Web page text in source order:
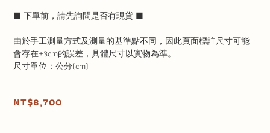
■ 下單前，請先詢問是否有現貨 ■
由於手工測量方式及測量的基準點不同，因此頁面標註尺寸可能
會存在±3cm的誤差，具體尺寸以實物為準。
尺寸單位：公分(cm)
NT$8,700